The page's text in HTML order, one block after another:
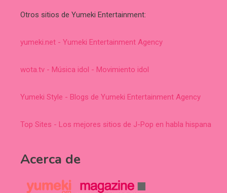
Otros sitios de Yumeki Entertainment:
yumeki.net - Yumeki Entertainment Agency
wota.tv - Música idol - Movimiento idol
Yumeki Style - Blogs de Yumeki Entertainment Agency
Top Sites - Los mejores sitios de J-Pop en habla hispana
Acerca de